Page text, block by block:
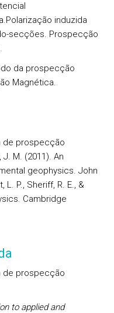
induzida
secções. Prospecção
da prospecção
Magnética.
de prospecção
M. (2011). An
geophysics. John
L. P., Sheriff, R. E., &
Cambridge
de prospecção
to applied and